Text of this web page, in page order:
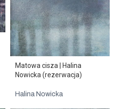
Matowa cisza | Halina
Nowicka (rezerwacja)
Halina Nowicka